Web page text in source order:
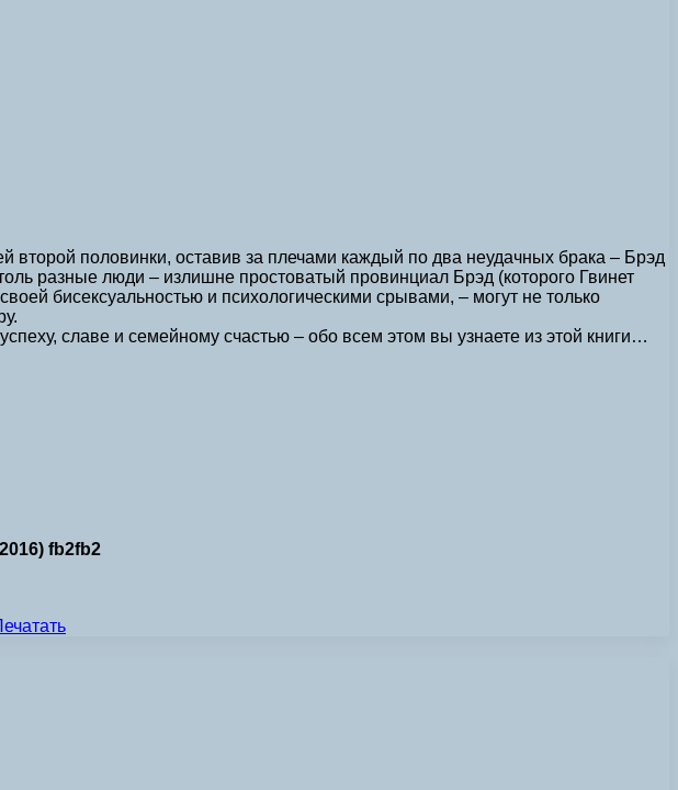
второй половинки, оставив за плечами каждый по два неудачных брака – Брэд
разные люди – излишне простоватый провинциал Брэд (которого Гвинет
бисексуальностью и психологическими срывами, – могут не только
славе и семейному счастью – обо всем этом вы узнаете из этой книги…
fb2fb2